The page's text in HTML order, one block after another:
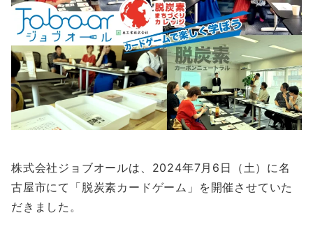
株式会社ジョブオールは、2024年7月6日（土）に名
古屋市にて「脱炭素カードゲーム」を開催させていた
だきました。